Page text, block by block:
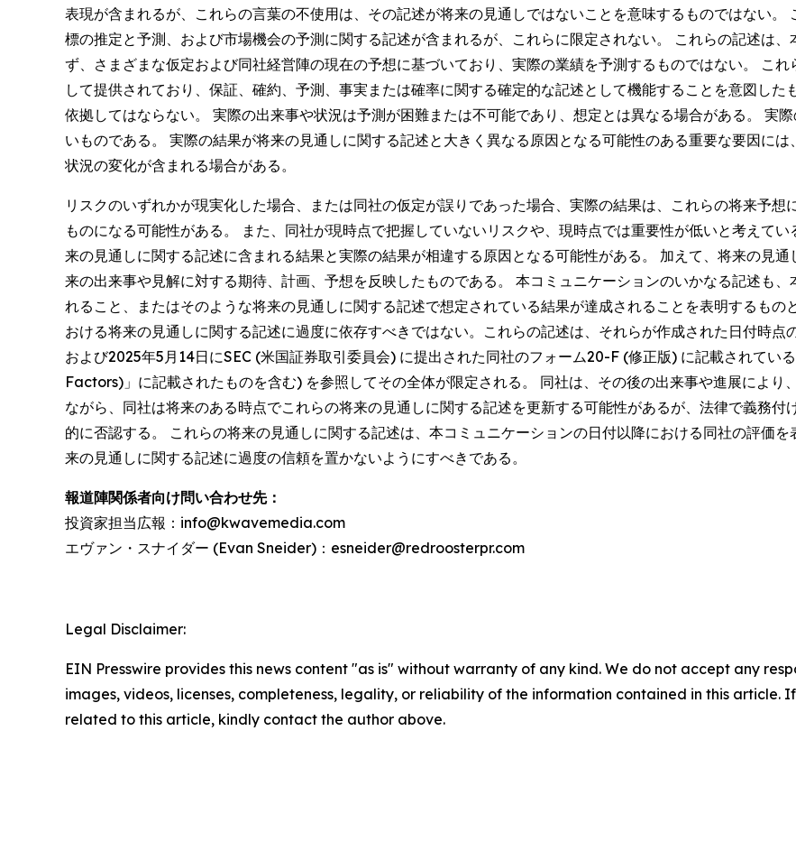
表現が含まれるが、これらの言葉の不使用は、その記述が将来の見通しではないことを意味するものではない
標の推定と予測、および市場機会の予測に関する記述が含まれるが、これらに限定されない。 これらの記述は
ず、さまざまな仮定および同社経営陣の現在の予想に基づいており、実際の業績を予測するものではない。 こ
して提供されており、保証、確約、予測、事実または確率に関する確定的な記述として機能することを意図し
依拠してはならない。 実際の出来事や状況は予測が困難または不可能であり、想定とは異なる場合がある。 実
いものである。 実際の結果が将来の見通しに関する記述と大きく異なる原因となる可能性のある重要な要因に
状況の変化が含まれる場合がある。
リスクのいずれかが現実化した場合、または同社の仮定が誤りであった場合、実際の結果は、これらの将来予
ものになる可能性がある。 また、同社が現時点で把握していないリスクや、現時点では重要性が低いと考えて
来の見通しに関する記述に含まれる結果と実際の結果が相違する原因となる可能性がある。 加えて、将来の見
来の出来事や見解に対する期待、計画、予想を反映したものである。 本コミュニケーションのいかなる記述も
れること、またはそのような将来の見通しに関する記述で想定されている結果が達成されることを表明するも
おける将来の見通しに関する記述に過度に依存すべきではない。これらの記述は、それらが作成された日付時
および2025年5月14日にSEC (米国証券取引委員会) に提出された同社のフォーム20-F (修正版) に記載されてい
Factors)」に記載されたものを含む) を参照してその全体が限定される。 同社は、その後の出来事や進展により
ながら、同社は将来のある時点でこれらの将来の見通しに関する記述を更新する可能性があるが、法律で義務
的に否認する。 これらの将来の見通しに関する記述は、本コミュニケーションの日付以降における同社の評価
来の見通しに関する記述に過度の信頼を置かないようにすべきである。
報道陣関係者向け問い合わせ先：
投資家担当広報：info@kwavemedia.com
エヴァン・スナイダー (Evan Sneider)：esneider@redroosterpr.com
Legal Disclaimer:
EIN Presswire provides this news content "as is" without warranty of any kind. We do not accept any
images, videos, licenses, completeness, legality, or reliability of the information contained in this article.
related to this article, kindly contact the author above.